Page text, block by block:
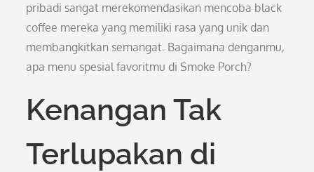
pribadi sangat merekomendasikan mencoba black
coffee mereka yang memiliki rasa yang unik dan
membangkitkan semangat. Bagaimana denganmu,
apa menu spesial favoritmu di Smoke Porch?
Kenangan Tak
Terlupakan di